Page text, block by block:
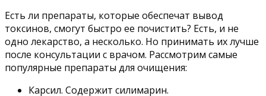
Есть ли препараты, которые обеспечат вывод
токсинов, смогут быстро ее почистить? Есть, и не
одно лекарство, а несколько. Но принимать их лучше
после консультации с врачом. Рассмотрим самые
популярные препараты для очищения:
Карсил. Содержит силимарин.